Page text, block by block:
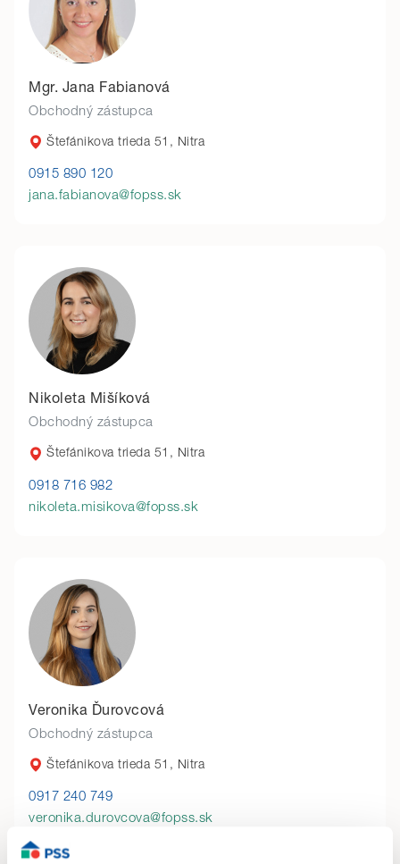
Mgr. Jana Fabianová
Obchodný zástupca
Štefánikova trieda 51, Nitra
0915 890 120
jana.fabianova@fopss.sk
Nikoleta Mišíková
Obchodný zástupca
Štefánikova trieda 51, Nitra
0918 716 982
nikoleta.misikova@fopss.sk
Veronika Ďurovcová
Obchodný zástupca
Štefánikova trieda 51, Nitra
0917 240 749
veronika.durovcova@fopss.sk